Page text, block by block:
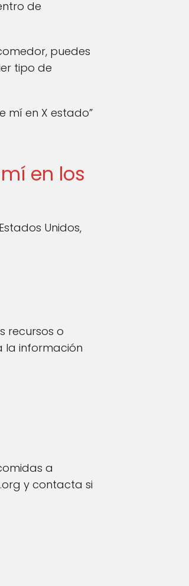
de
puedes
tipo de
mí en X estado”
en los
Unidos,
recursos o
la información
a
y contacta si